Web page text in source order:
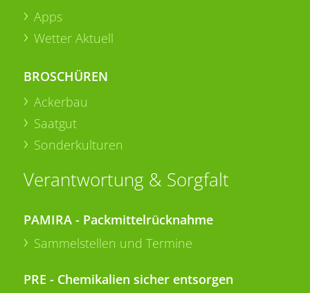
Apps
Wetter Aktuell
BROSCHÜREN
Ackerbau
Saatgut
Sonderkulturen
Verantwortung & Sorgfalt
PAMIRA - Packmittelrücknahme
Sammelstellen und Termine
PRE - Chemikalien sicher entsorgen